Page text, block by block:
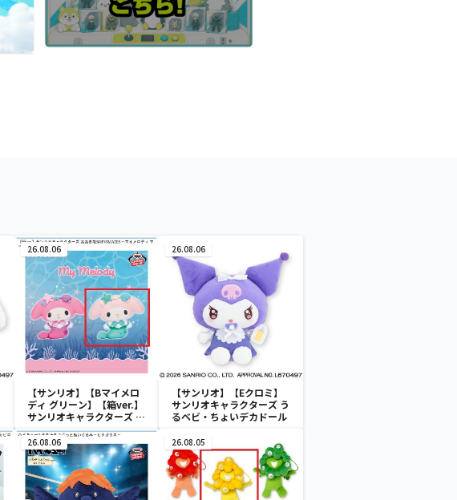
26.08.06
【サンリオ】【Bマイメロ
ディ グリーン】【箱ver.】
サンリオキャラクターズ お
おきなSOFVIMATES～マ
イメロディ マーメイドver.
～
26.08.06
【サンリオ】【Eクロミ】
サンリオキャラクターズ う
るベビ・ちょいデカドール
26.08.06 26.08.05